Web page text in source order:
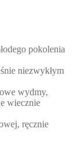
pokolenia
niezwykłym
wydmy,
wiecznie
ręcznie